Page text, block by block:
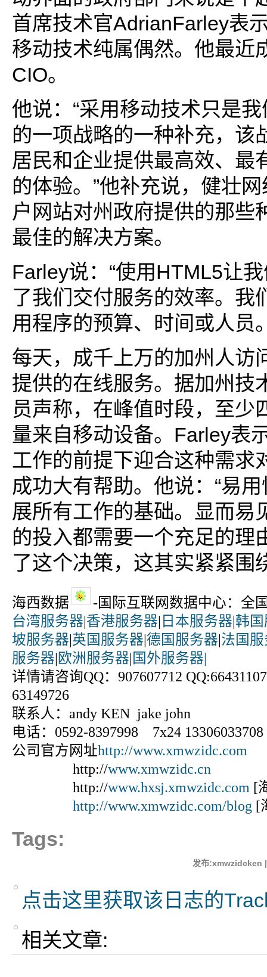
首席技术官AdrianFarley表
移动技术纯属偶然。他最近
CIO。
他说：“采用移动技术只是
的一项战略的一种补充，该
居民和企业提供最高效、最
的体验。”他补充说，健壮
户网站对州政府提供的那些
最佳的解决方案。
Farley说：“使用HTML5让
了我们交付服务的效率。我
用程序的预算、时间或人员
每天，成千上万的加州人访
提供的在线服务。据加州技
员声称，在峰值时段，至少
量来自移动设备。Farley表
工作的前提下迎合这种需求
成功大有帮助。他说：“易
展所有工作的基础。显而易
的投入都需要一个充足的理
了这个决策，这其实紧紧围
海西数据
-国际互联网数据中心：全
台湾服务器|香港服务器| 日本服务器|韩
坡服务器|英国服务器|德国服务器|法国
服务器|欧洲服务器|国外服务器|
详情请咨询QQ：907607712
63149726
联系人：andy KEN jake john
电话：0592-8397998 7x24 13306033708
公司官方网址http://www.xmwzidc.com
http://www.xmwzidc.cn
http://www.hxsj.xmwzidc.com [
http://www.xmwzidc.com/blog [
Tags:
发布:xmwzidcken
点击这里获取该日志的
相关文章: